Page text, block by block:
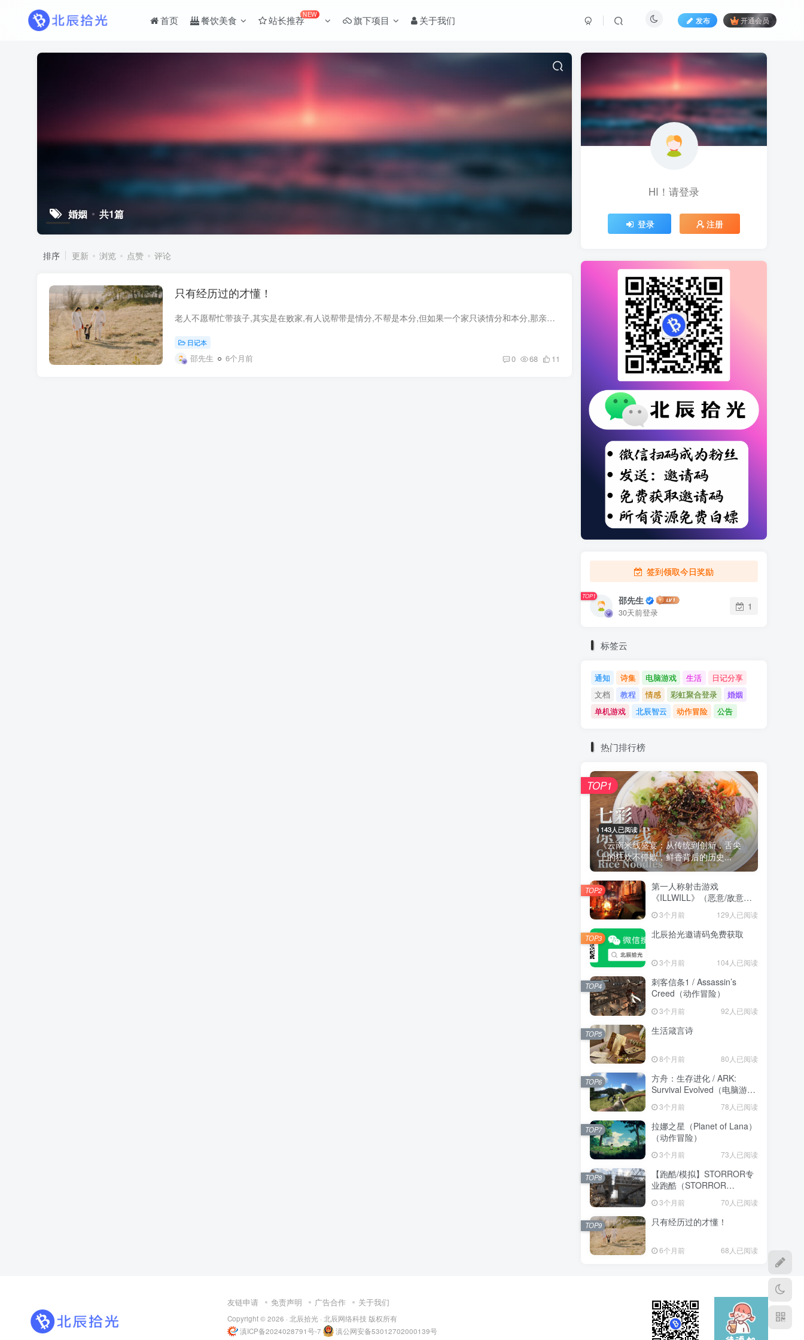
首页 餐饮美食 站长推荐NEW 旗下项目 关于我们 发布 开通会员
婚姻 共1篇
排序 更新 浏览 点赞 评论
只有经历过的才懂！
老人不愿帮忙带孩子,其实是在败家,有人说帮带是情分,不帮是本分,但如果一个家只谈情分和本分,那亲情还能剩下多少呢,如果老人不帮忙,小夫妻就得腾出一个人来照顾孩子,难道你希望孩子的爸爸靠一人...
日记本
邵先生 6个月前 0 68 11
HI！请登录
登录 注册
签到领取今日奖励
TOP1 邵先生
30天前登录
1
标签云
通知 诗集 电脑游戏 生活
日记分享
文档
教程 情感 彩虹聚合登录
婚姻
单机游戏
北辰智云 动作冒险 公告
热门排行榜
143人已阅读
《云南米线盛宴：从传统到创新，舌尖
上的狂欢不停歇，鲜香背后的历史...
TOP1
第一人称射击游戏
《ILLWILL》（恶意/敌意）
(动作冒险）
3个月前 129人已阅读
TOP2
北辰拾光邀请码免费获取
3个月前 104人已阅读
TOP3
刺客信条1 / Assassin’s
Creed（动作冒险）
3个月前 92人已阅读
TOP4
生活箴言诗
8个月前 80人已阅读
TOP5
方舟：生存进化 / ARK:
Survival Evolved（电脑游戏
3个月前 78人已阅读
TOP6
拉娜之星（Planet of Lana）
（动作冒险）
3个月前 73人已阅读
TOP7
【跑酷/模拟】STORROR专
业跑酷（STORROR
3个月前 70人已阅读
TOP8
只有经历过的才懂！
6个月前 68人已阅读
TOP9
友链申请 免责声明 广告合作 关于我们
Copyright © 2026 · 北辰拾光 · 北辰网络科技 版权所有
滇ICP备2024028791号-7
滇公网安备53012702000139号